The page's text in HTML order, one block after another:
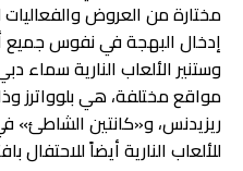
مختارة من العروض
إدخال البهجة في نفوس جميع
وستنير الألعاب النارية سماء
مواقع مختلفة، هي بلوواترز
ريزيدنس، و«كانتين
للألعاب النارية أيضاً للاحتفال